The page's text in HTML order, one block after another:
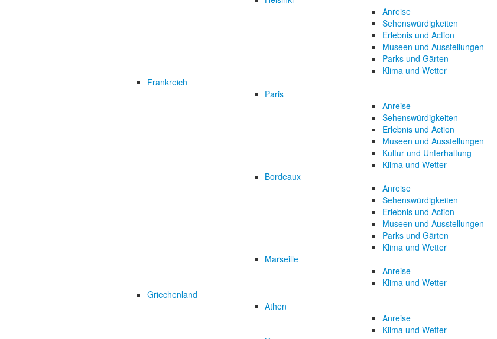
Anreise
Sehenswürdigkeiten
Erlebnis und Action
Museen und Ausstellungen
Parks und Gärten
Klima und Wetter
Frankreich
Paris
Anreise
Sehenswürdigkeiten
Erlebnis und Action
Museen und Ausstellungen
Kultur und Unterhaltung
Klima und Wetter
Bordeaux
Anreise
Sehenswürdigkeiten
Erlebnis und Action
Museen und Ausstellungen
Parks und Gärten
Klima und Wetter
Marseille
Anreise
Klima und Wetter
Griechenland
Athen
Anreise
Klima und Wetter